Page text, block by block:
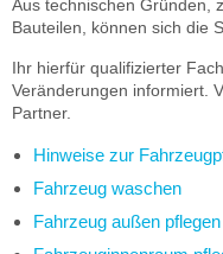
Aus technischen Gründen,
Bauteilen, können sich die
Ihr hierfür qualifizierter
Veränderungen informiert.
Partner.
Hinweise zur
Fahrzeug waschen
Fahrzeug außen